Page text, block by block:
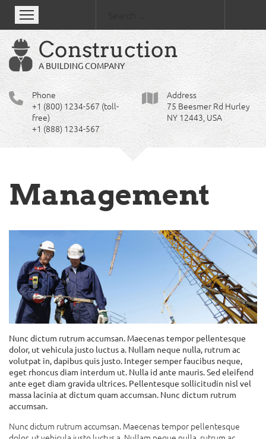
Construction
A BUILDING COMPANY
Phone
+1 (800) 1234-567 (toll-
free)
+1 (888) 1234-567
Address
75 Beesmer Rd Hurley
NY 12443, USA
Management
Nunc dictum rutrum accumsan. Maecenas tempor pellentesque
dolor, ut vehicula justo luctus a. Nullam neque nulla, rutrum ac
volutpat in, dapibus quis justo. Integer semper faucibus neque,
eget rhoncus diam interdum ut. Nulla id ante mauris. Sed eleifend
ante eget diam gravida ultrices. Pellentesque sollicitudin nisl vel
massa lacinia at dictum quam accumsan. Nunc dictum rutrum
accumsan.
Nunc dictum rutrum accumsan. Maecenas tempor pellentesque